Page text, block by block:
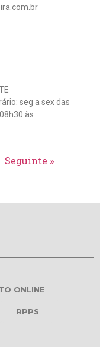
seg a sex das
às
Seguinte »
ONLINE
RPPS